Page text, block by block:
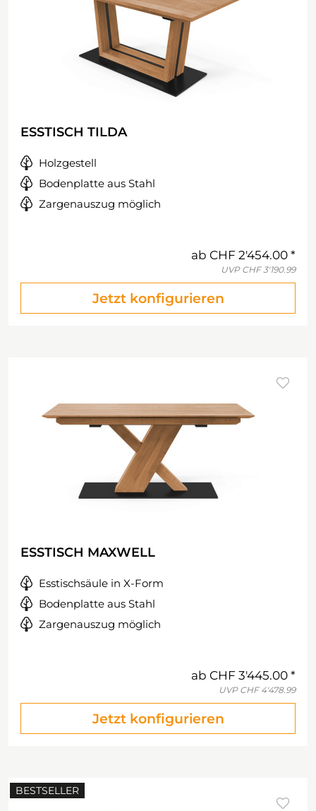
ESSTISCH TILDA
Holzgestell
Bodenplatte aus Stahl
Zargenauszug möglich
ab CHF 2'454.00
UVP CHF 3'190.99
Jetzt konfigurieren
ESSTISCH MAXWELL
Esstischsäule in X-Form
Bodenplatte aus Stahl
Zargenauszug möglich
ab CHF 3'445.00
UVP CHF 4'478.99
Jetzt konfigurieren
BESTSELLER